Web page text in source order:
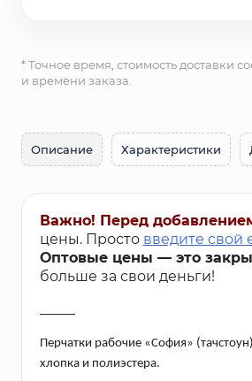
* Точное время, стоимость доставки
и времени заказа.
Описание Характеристики
Важно! Перед
цены. Просто введите свой
Оптовые цены — это
больше за свои деньги!
Перчатки рабочие «София»
хлопка и полиэстера.